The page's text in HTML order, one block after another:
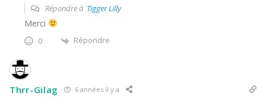
Répondre à Tigger Lilly
Merci
0 Répondre
Thrr-Gilag 6 années il y a